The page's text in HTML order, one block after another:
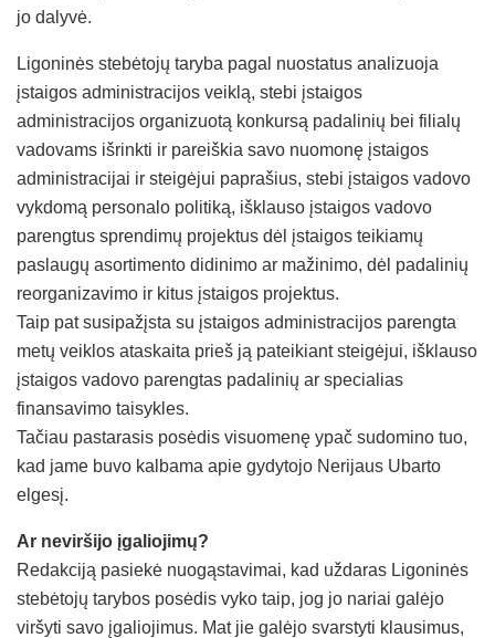
jo dalyvė.
Ligoninės stebėtojų taryba pagal nuostatus analizuoja
įstaigos administracijos veiklą, stebi įstaigos
administracijos organizuotą konkursą padalinių bei filialų
vadovams išrinkti ir pareiškia savo nuomonę įstaigos
administracijai ir steigėjui paprašius, stebi įstaigos vadovo
vykdomą personalo politiką, išklauso įstaigos vadovo
parengtus sprendimų projektus dėl įstaigos teikiamų
paslaugų asortimento didinimo ar mažinimo, dėl padalinių
reorganizavimo ir kitus įstaigos projektus.
Taip pat susipažįsta su įstaigos administracijos parengta
metų veiklos ataskaita prieš ją pateikiant steigėjui, išklauso
įstaigos vadovo parengtas padalinių ar specialias
finansavimo taisykles.
Tačiau pastarasis posėdis visuomenę ypač sudomino tuo,
kad jame buvo kalbama apie gydytojo Nerijaus Ubarto
elgesį.
Ar neviršijo įgaliojimų?
Redakciją pasiekė nuogąstavimai, kad uždaras Ligoninės
stebėtojų tarybos posėdis vyko taip, jog jo nariai galėjo
viršyti savo įgaliojimus. Mat jie galėjo svarstyti klausimus,